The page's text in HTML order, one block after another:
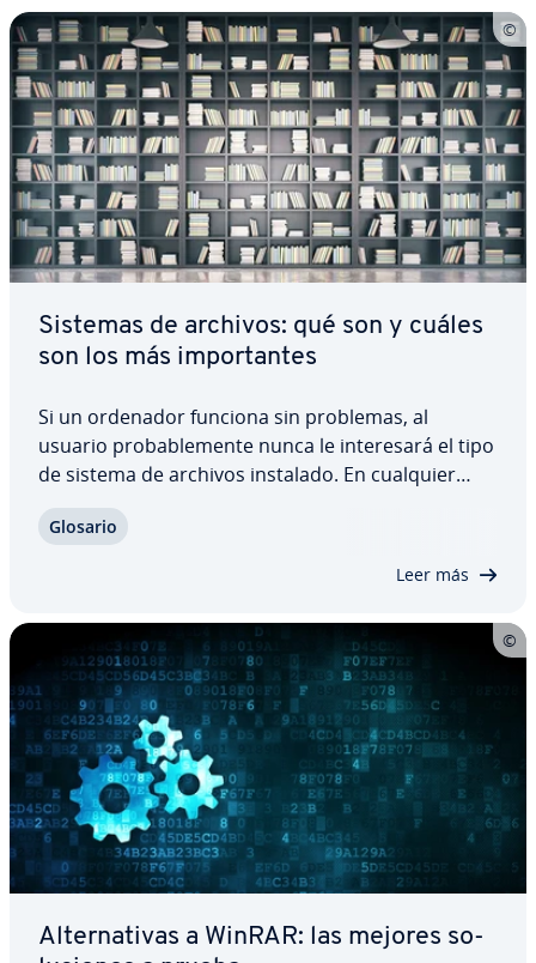
Sistemas de archivos: qué son y cuáles
son los más im­po­r­ta­n­tes
Si un ordenador funciona sin problemas, al
usuario pro­ba­ble­me­n­te nunca le in­te­re­sa­rá el tipo
de sistema de archivos instalado. En cualquier
tema, ya que varios factores pueden depender
Glosario
Leer más
Al­te­r­na­ti­vas a WinRAR: las mejores so­